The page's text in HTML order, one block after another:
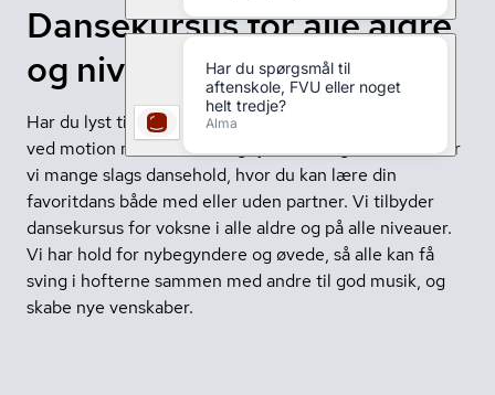
Dansekursus for alle aldre
og niveauer
Har du lyst til at danse til god musik? Opdag glæden
ved motion med effektiv og sjov træning. Hos AOF har
vi mange slags dansehold, hvor du kan lære din
favoritdans både med eller uden partner. Vi tilbyder
dansekursus for voksne i alle aldre og på alle niveauer.
Vi har hold for nybegyndere og øvede, så alle kan få
sving i hofterne sammen med andre til god musik, og
skabe nye venskaber.